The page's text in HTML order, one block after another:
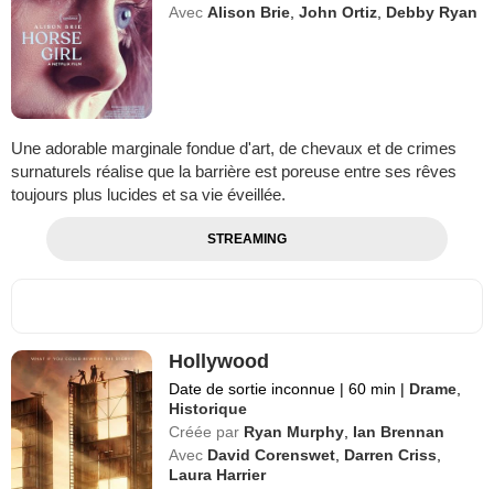
Avec Alison Brie ,John Ortiz Debby Ryan
Une adorable marginale fondue d'art, de chevaux et de crimes
surnaturels réalise que la barrière est poreuse entre ses rêves
toujours plus lucides et sa vie éveillée.
STREAMING
Hollywood
Date de sortie inconnue | 60 min | Drame
Historique
Créée par Ryan Murphy Ian Brennan
Avec David Corenswet Darren Criss
Laura Harrier